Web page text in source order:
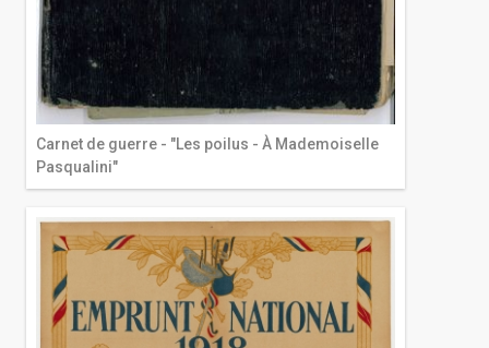
Carnet de guerre - "Les poilus - À Mademoiselle
Pasqualini"